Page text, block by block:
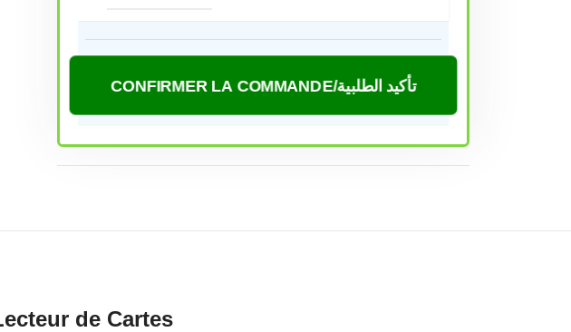
CONFIRMER LA COMMANDE/تأكيد الطلبية
de Cartes